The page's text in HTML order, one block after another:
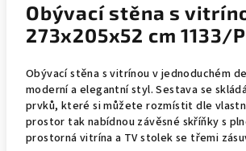
Obývací stěna s
273x205x52 cm 1133/P
Obývací stěna s vitrínou v jednoduchém
moderní a elegantní styl. Sestava se
prvků, které si můžete rozmístit dle
prostor tak nabídnou závěsné skříňky s
prostorná vitrína a TV stolek se třemi